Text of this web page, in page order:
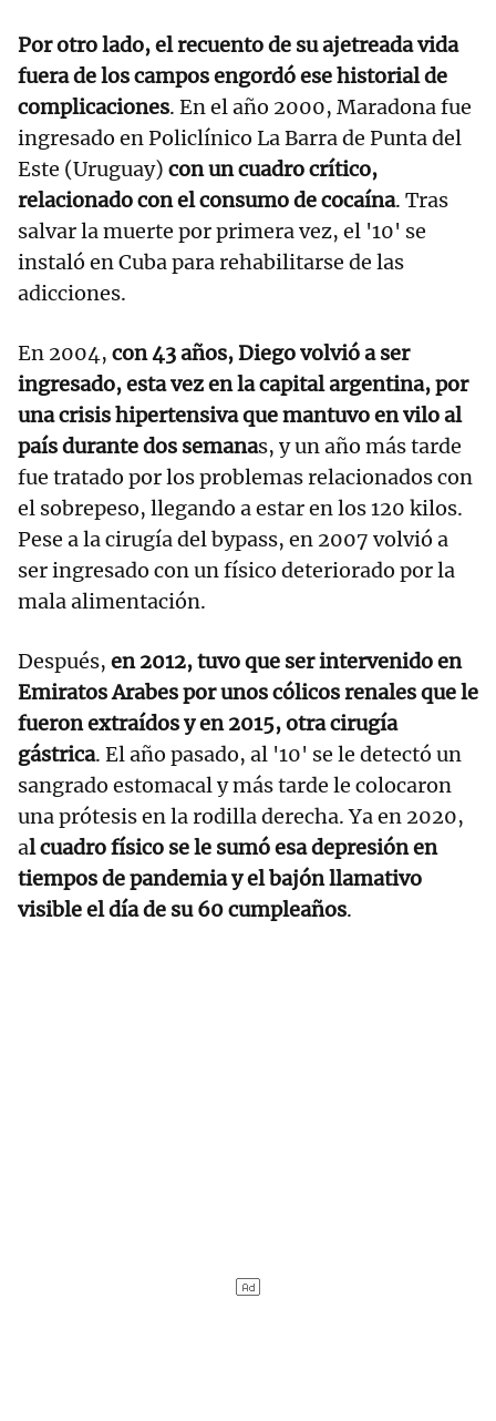
Por otro lado, el recuento de su ajetreada vida
fuera de los campos engordó ese historial de
complicaciones. En el año 2000, Maradona fue
ingresado en Policlínico La Barra de Punta del
Este (Uruguay) con un cuadro crítico,
relacionado con el consumo de cocaína. Tras
salvar la muerte por primera vez, el '10' se
instaló en Cuba para rehabilitarse de las
adicciones.
En 2004, con 43 años, Diego volvió a ser
ingresado, esta vez en la capital argentina, por
una crisis hipertensiva que mantuvo en vilo al
país durante dos semanas, y un año más tarde
fue tratado por los problemas relacionados con
el sobrepeso, llegando a estar en los 120 kilos.
Pese a la cirugía del bypass, en 2007 volvió a
ser ingresado con un físico deteriorado por la
mala alimentación.
Después, en 2012, tuvo que ser intervenido en
Emiratos Arabes por unos cólicos renales que le
fueron extraídos y en 2015, otra cirugía
gástrica. El año pasado, al '10' se le detectó un
sangrado estomacal y más tarde le colocaron
una prótesis en la rodilla derecha. Ya en 2020,
al cuadro físico se le sumó esa depresión en
tiempos de pandemia y el bajón llamativo
visible el día de su 60 cumpleaños.